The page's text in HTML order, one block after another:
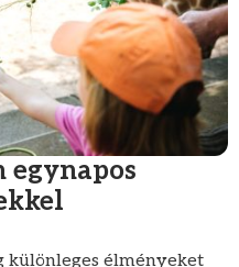
különleges élményeket